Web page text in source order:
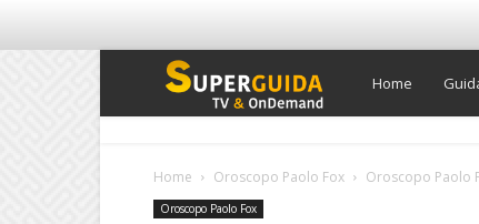
Super
Home
Home Oroscopo Paolo Fox Oroscopo Paolo
Oroscopo Paolo Fox